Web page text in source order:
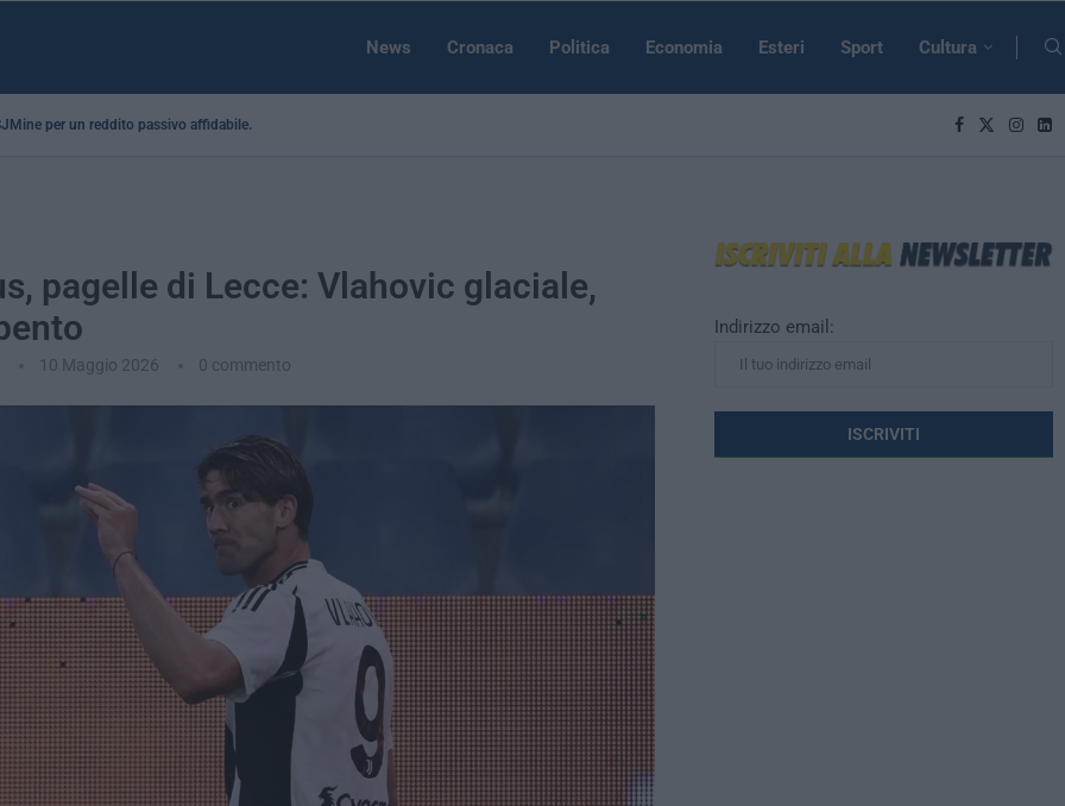
News Cronaca Politica Economia Esteri Sport Cultura
per un reddito passivo affidabile...
pagelle di Lecce: Vlahovic glaciale,
10 Maggio 2026 0 commento
Indirizzo email: